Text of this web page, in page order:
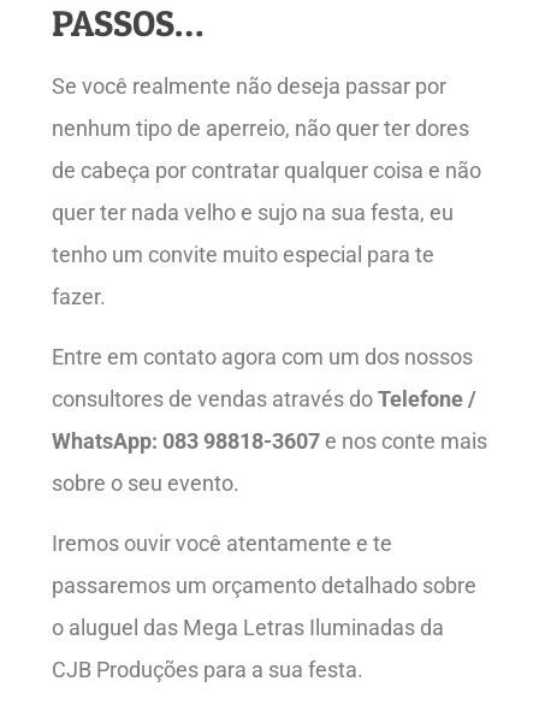
PASSOS…
Se você realmente não deseja passar por
nenhum tipo de aperreio, não quer ter dores
de cabeça por contratar qualquer coisa e não
quer ter nada velho e sujo na sua festa, eu
tenho um convite muito especial para te
fazer.
Entre em contato agora com um dos nossos
consultores de vendas através doTelefone /
WhatsApp: 083 98818-3607 e nos conte mais
sobre o seu evento.
Iremos ouvir você atentamente e te
passaremos um orçamento detalhado sobre
o aluguel das Mega Letras Iluminadas da
CJB Produções para a sua festa.